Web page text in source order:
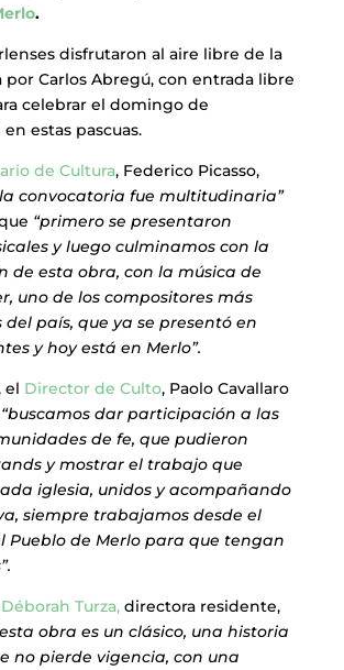
.
disfrutaron al aire libre de la
Carlos Abregú, con entrada libre
celebrar el domingo de
estas pascuas.
de Cultura, Federico Picasso,
convocatoria fue multitudinaria”
“primero se presentaron
y luego culminamos con la
de esta obra, con la música de
uno de los compositores más
país, que ya se presentó en
y hoy está en Merlo”.
el Director de Culto, Paolo Cavallaro
“buscamos dar participación a las
de fe, que pudieron
y mostrar el trabajo que
iglesia, unidos y acompañando
siempre trabajamos desde el
Pueblo de Merlo para que tengan
Déborah Turza,directora residente,
obra es un clásico, una historia
no pierde vigencia, con una